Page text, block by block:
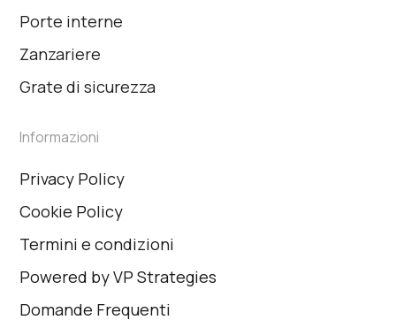
Porte interne
Zanzariere
Grate di sicurezza
Informazioni
Privacy Policy
Cookie Policy
Termini e condizioni
Powered by VP Strategies
Domande Frequenti